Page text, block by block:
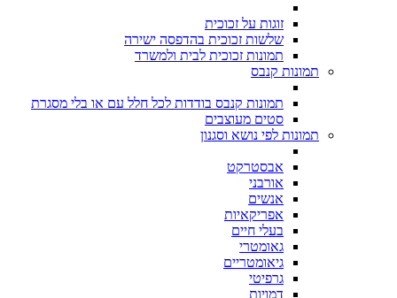
זוגות על זכוכית
שלשות זכוכית בהדפסה ישירה
תמונות זכוכית לבית ולמשרד
תמונות קנבס
תמונות קנבס בודדות לכל חלל עם או בלי מסגרת
סטים מעוצבים
תמונות לפי נושא וסגנון
אבסטרקט
אורבני
אנשים
אפריקאיות
בעלי חיים
גאומטרי
גיאומטריים
גרפיטי
דמויות